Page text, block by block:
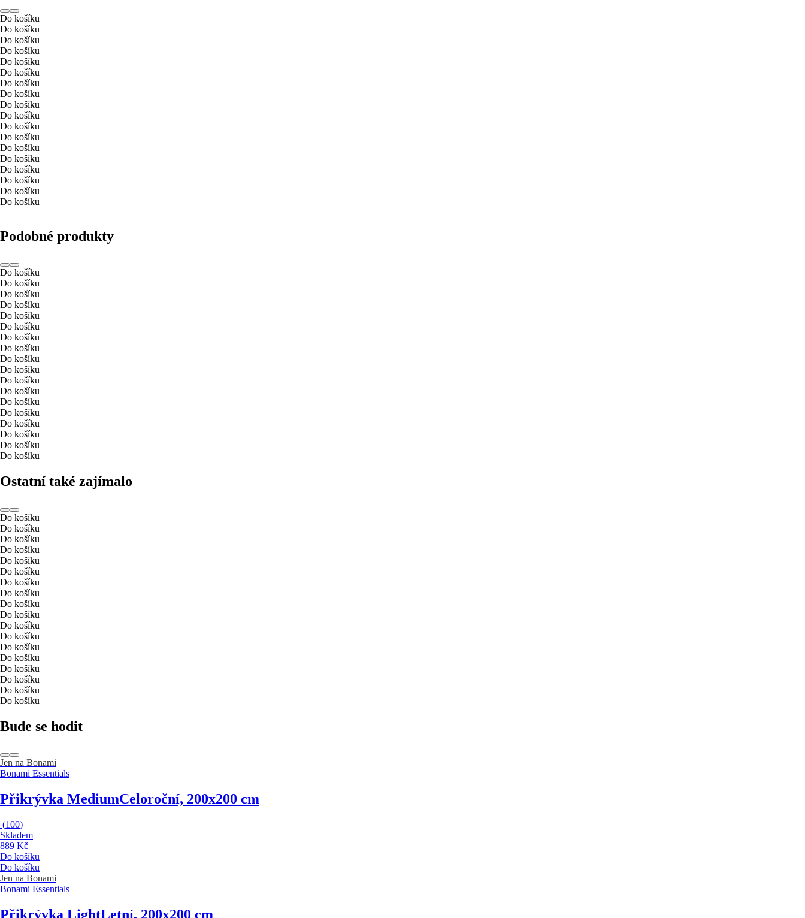
Do košíku
Do košíku
Do košíku
Do košíku
Do košíku
Do košíku
Do košíku
Do košíku
Do košíku
Do košíku
Do košíku
Do košíku
Do košíku
Do košíku
Do košíku
Do košíku
Do košíku
Do košíku
Podobné produkty
Do košíku
Do košíku
Do košíku
Do košíku
Do košíku
Do košíku
Do košíku
Do košíku
Do košíku
Do košíku
Do košíku
Do košíku
Do košíku
Do košíku
Do košíku
Do košíku
Do košíku
Do košíku
Ostatní také zajímalo
Do košíku
Do košíku
Do košíku
Do košíku
Do košíku
Do košíku
Do košíku
Do košíku
Do košíku
Do košíku
Do košíku
Do košíku
Do košíku
Do košíku
Do košíku
Do košíku
Do košíku
Do košíku
Bude se hodit
Jen na Bonami
Bonami Essentials
Přikrývka MediumCeloroční, 200x200 cm
(100)
Skladem
889 Kč
Do košíku
Do košíku
Jen na Bonami
Bonami Essentials
Přikrývka LightLetní, 200x200 cm